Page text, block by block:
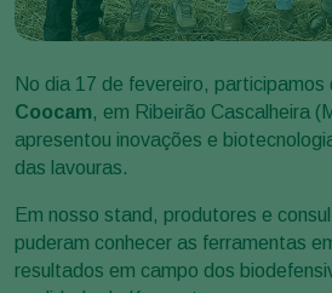
No dia 17 de fevereiro, participamos
Coocam, em Ribeirão Cascalheira
apresentou inovações e
das lavouras.
Em nosso stand, produtores e
puderam conhecer as ferramentas
resultados em campo dos